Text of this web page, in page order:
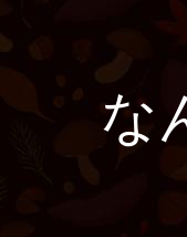
な